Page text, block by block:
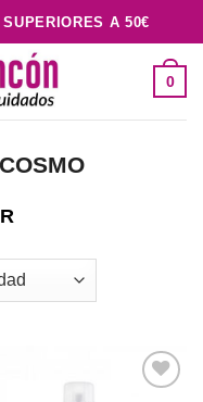
A 50€
0